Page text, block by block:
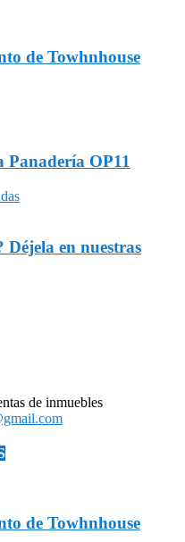
de Towhnhouse
Panadería OP11
Déjela en nuestras
de inmuebles
de Towhnhouse